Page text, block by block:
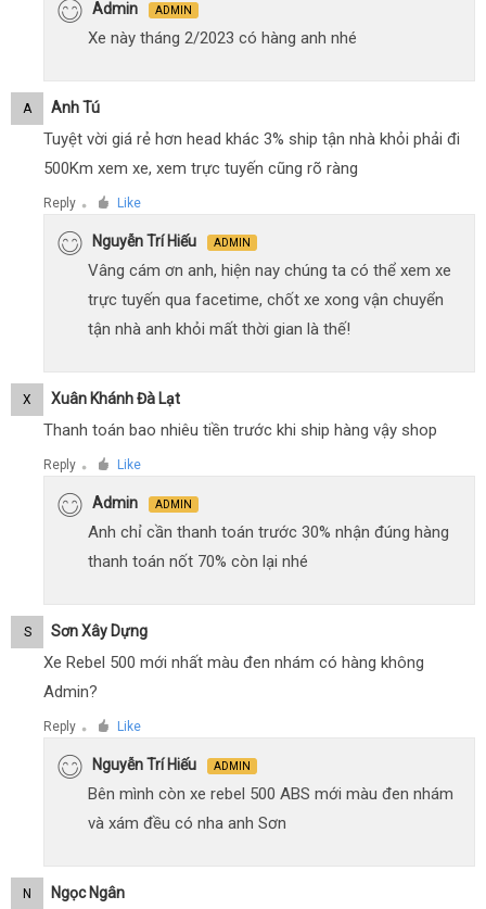
Admin ADMIN
Xe này tháng 2/2023 có hàng anh nhé
A Anh Tú
Tuyệt vời giá rẻ hơn head khác 3% ship tận nhà khỏi phải đi
500Km xem xe, xem trực tuyến cũng rõ ràng
Reply ● Like
Nguyễn Trí Hiếu ADMIN
Vâng cám ơn anh, hiện nay chúng ta có thể xem xe
trực tuyến qua facetime, chốt xe xong vận chuyển
tận nhà anh khỏi mất thời gian là thế!
X Xuân Khánh Đà Lạt
Thanh toán bao nhiêu tiền trước khi ship hàng vậy shop
Reply ● Like
Admin ADMIN
Anh chỉ cần thanh toán trước 30% nhận đúng hàng
thanh toán nốt 70% còn lại nhé
S Sơn Xây Dựng
Xe Rebel 500 mới nhất màu đen nhám có hàng không
Admin?
Reply ● Like
Nguyễn Trí Hiếu ADMIN
Bên mình còn xe rebel 500 ABS mới màu đen nhám
và xám đều có nha anh Sơn
N Ngọc Ngân